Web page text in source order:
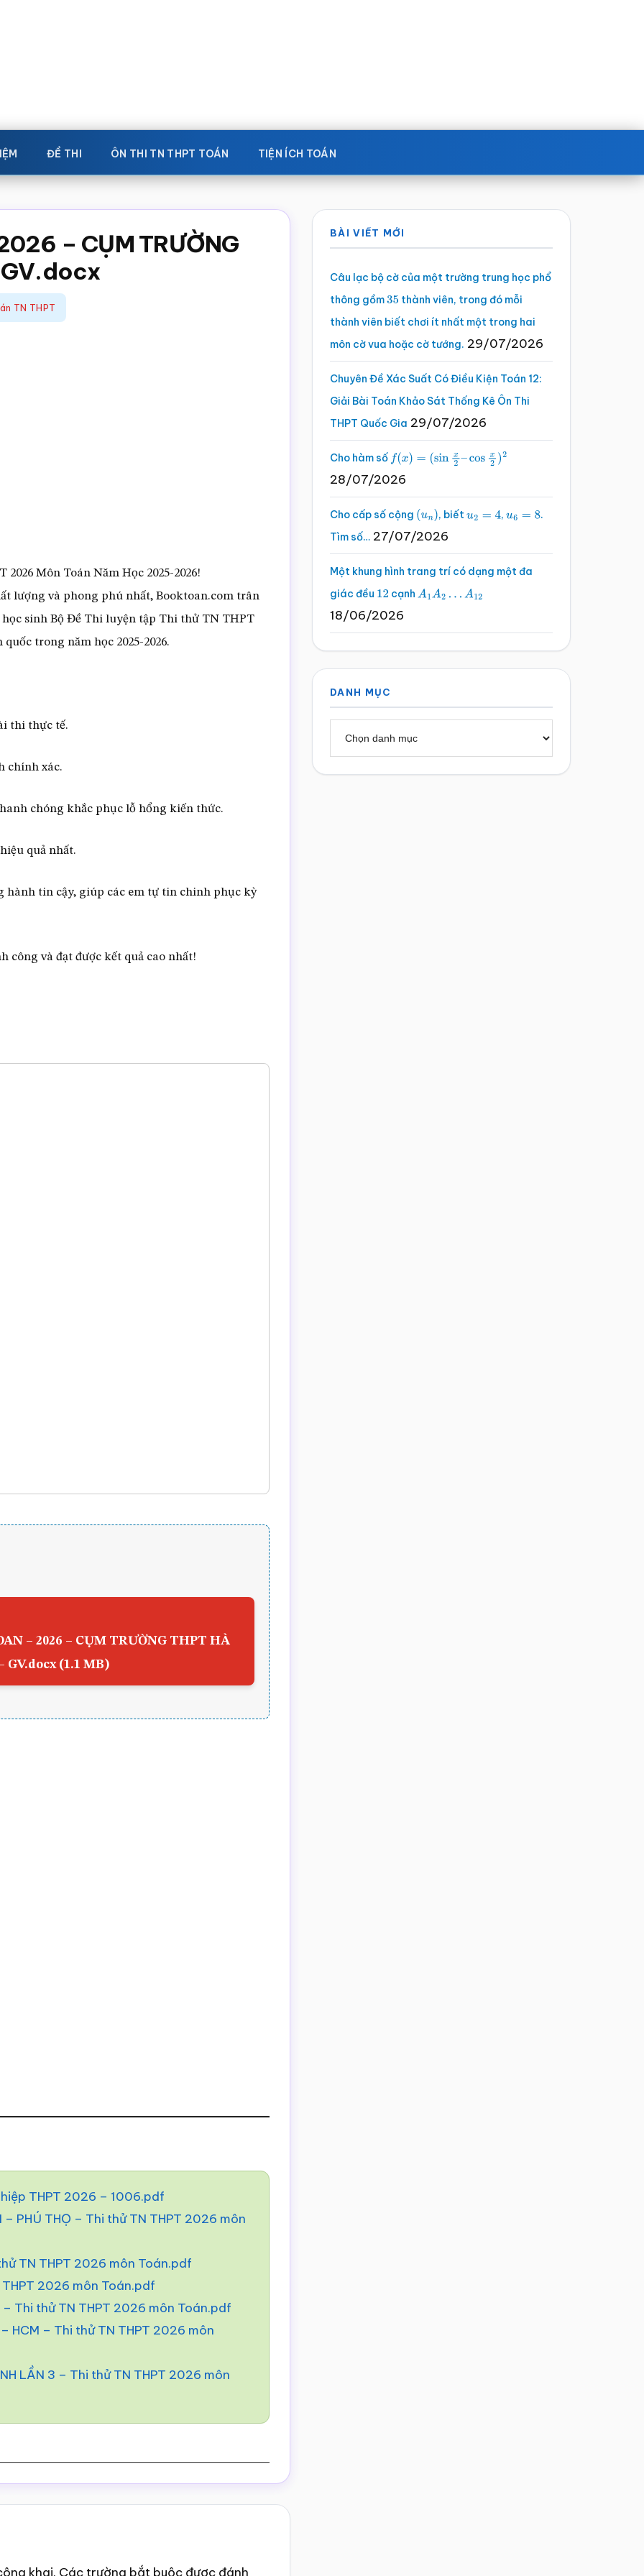
ĐỀ THI ÔN THI TN THPT TOÁN TIỆN ÍCH TOÁN
– CỤM TRƯỜNG
GV.docx
TN THPT
Môn Toán Năm Học 2025-2026!
lượng và phong phú nhất, Booktoan.com trân
sinh Bộ Đề Thi luyện tập Thi thử TN THPT
trong năm học 2025-2026.
thi thực tế.
chính xác.
chóng khắc phục lỗ hổng kiến thức.
quả nhất.
hành tin cậy, giúp các em tự tin chinh phục kỳ
công và đạt được kết quả cao nhất!
– 2026 – CỤM TRƯỜNG THPT HÀ
GV.docx (1.1 MB)
THPT 2026 – 1006.pdf
– PHÚ THỌ – Thi thử TN THPT 2026 môn
TN THPT 2026 môn Toán.pdf
2026 môn Toán.pdf
Thi thử TN THPT 2026 môn Toán.pdf
HCM – Thi thử TN THPT 2026 môn
LẦN 3 – Thi thử TN THPT 2026 môn
khai. Các trường bắt buộc được đánh
Sidebar
chính
BÀI VIẾT MỚI
Câu lạc bộ cờ của một trường trung học phổ
thông gồm35 thành viên, trong đó mỗi
thành viên biết chơi ít nhất một trong hai
môn cờ vua hoặc cờ tướng. 29/07/2026
Chuyên Đề Xác Suất Có Điều Kiện Toán 12:
Giải Bài Toán Khảo Sát Thống Kê Ôn Thi
THPT Quốc Gia 29/07/2026
Cho hàm số f(x)=(sinx2 –cosx2 )2
28/07/2026
Cho cấp số cộng (un), biếtu2 =4 , u6 =8
.
Tìm số… 27/07/2026
Một khung hình trang trí có dạng một đa
giác đều 12 cạnh A1A2…A 12
18/06/2026
DANH MỤC